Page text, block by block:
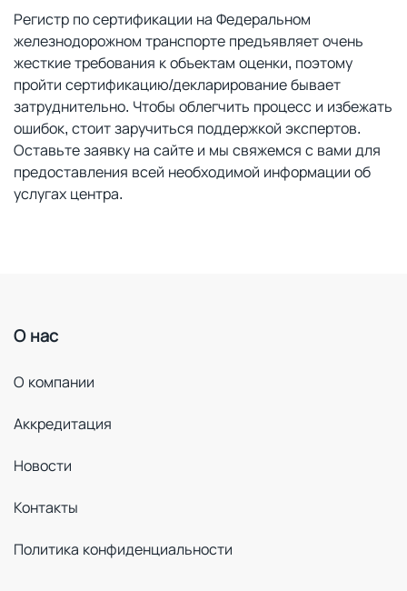
Регистр по сертификации на Федеральном
железнодорожном транспорте предъявляет очень
жесткие требования к объектам оценки, поэтому
пройти сертификацию/декларирование бывает
затруднительно. Чтобы облегчить процесс и избежать
ошибок, стоит заручиться поддержкой экспертов.
Оставьте заявку на сайте и мы свяжемся с вами для
предоставления всей необходимой информации об
услугах центра.
О нас
О компании
Аккредитация
Новости
Контакты
Политика конфиденциальности